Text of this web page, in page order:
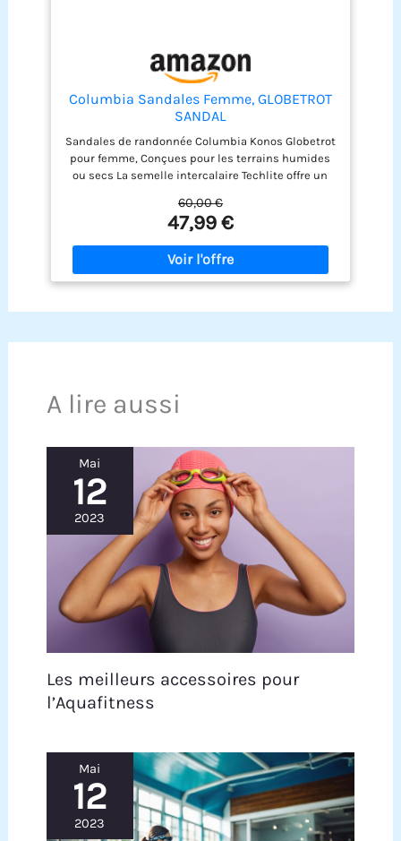
Columbia Sandales Femme, GLOBETROT
SANDAL
Sandales de randonnée Columbia Konos Globetrot
pour femme, Conçues pour les terrains humides
ou secs La semelle intercalaire Techlite offre un
absorbent les chocs pour un plus grand confort,
et les rainures de flexion aident à un meilleur
décollage Parfait pour les aventures en plein air
ou la vie en ville avec ses trois sangles réglables
qui assurent un ajustement personnalisé Avec sa
semelle intérieure antimicrobienne, le tout
pour durer Contenu: 1x Columbia Sandales
60,00 €
47,99 €
A lire aussi
Mai
12
2023
Les meilleurs accessoires pour
l’Aquafitness
Mai
12
2023